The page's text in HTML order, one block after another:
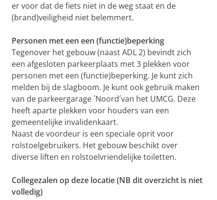
er voor dat de fiets niet in de weg staat en de
(brand)veiligheid niet belemmert.
Personen met een een (functie)beperking
Tegenover het gebouw (naast ADL 2) bevindt zich
een afgesloten parkeerplaats met 3 plekken voor
personen met een (functie)beperking. Je kunt zich
melden bij de slagboom. Je kunt ook gebruik maken
van de parkeergarage ´Noord´van het UMCG. Deze
heeft aparte plekken voor houders van een
gemeentelijke invalidenkaart.
Naast de voordeur is een speciale oprit voor
rolstoelgebruikers. Het gebouw beschikt over
diverse liften en rolstoelvriendelijke toiletten.
Collegezalen op deze locatie (NB dit overzicht is niet
volledig)